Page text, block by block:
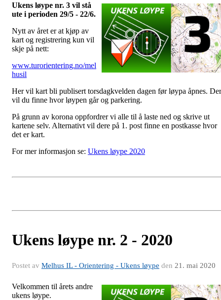
Ukens løype nr. 3 vil stå
ute i perioden 29/5 - 22/6.
Nytt av året er at kjøp av
kart og registrering kun vil
skje på nett:
www.turorientering.no/mel
husil
Her vil kart bli publisert torsdagkvelden dagen før løypa åpnes. Der
vil du finne hvor løypen går og parkering.
På grunn av korona oppfordrer vi alle til å laste ned og skrive ut
kartene selv. Alternativt vil dere på 1. post finne en postkasse hvor
det er kart.
For mer informasjon se: Ukens løype 2020
Ukens løype nr. 2 - 2020
Postet av Melhus IL - Orientering - Ukens løype den 21. mai 2020
Velkommen til årets andre
ukens løype.